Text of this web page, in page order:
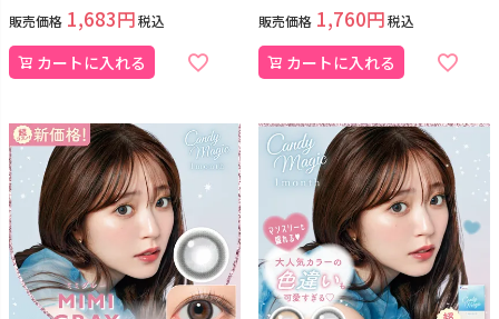
販売価格 1,683 税込
カートに入れる
販売価格 1,760 税込
カートに入れる